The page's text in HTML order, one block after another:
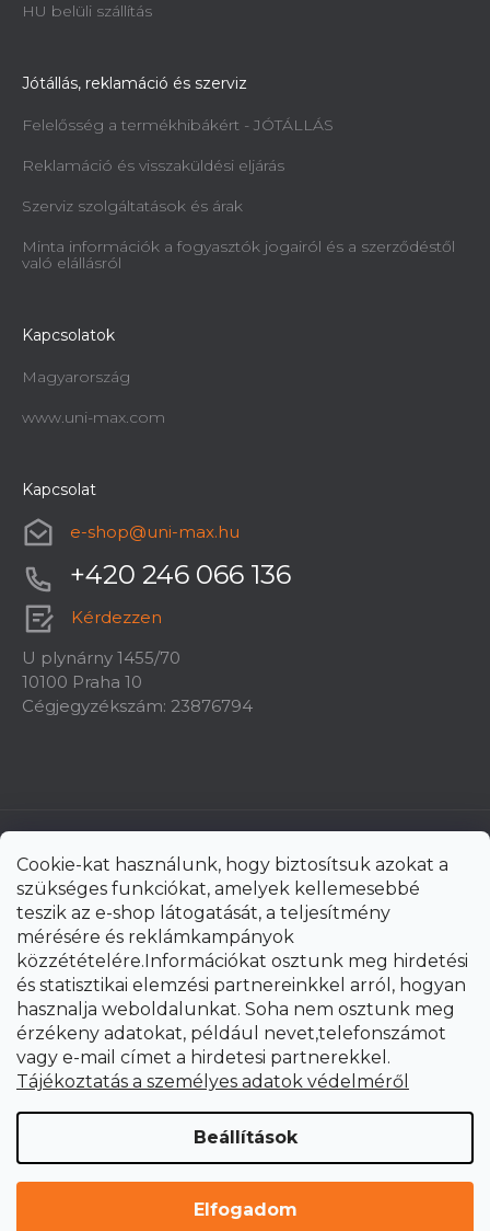
Cookie-kat használunk, hogy biztosítsuk azokat a
szükséges funkciókat, amelyek kellemesebbé
teszik az e-shop látogatását, a teljesítmény
mérésére és reklámkampányok
közzétételére.Információkat osztunk meg hirdetési
és statisztikai elemzési partnereinkkel arról, hogyan
hasznalja weboldalunkat. Soha nem osztunk meg
érzékeny adatokat, például nevet,telefonszámot
vagy e-mail címet a hirdetesi partnerekkel.
Tájékoztatás a személyes adatok védelméről
Beállítások
Elfogadom
HU belüli szállítás
Jótállás, reklamáció és szerviz
Felelősség a termékhibákért - JÓTÁLLÁS
Reklamáció és visszaküldési eljárás
Szerviz szolgáltatások és árak
Minta információk a fogyasztók jogairól és a szerződéstől
való elállásról
Kapcsolatok
Magyarország
www.uni-max.com
Kapcsolat
e-shop@uni-max.hu
+420 246 066 136
Kérdezzen
U plynárny 1455/70
10100 Praha 10
Cégjegyzékszám: 23876794
Shoptet Premium készítette
beállítások szerkesztése